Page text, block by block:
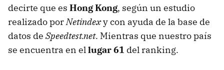
decirte que es Hong Kong, según un estudio
realizado porNetindexy con ayuda de la base de
datos de Speedtest.net. Mientras que nuestro país
se encuentra en ellugar 61 del ranking.